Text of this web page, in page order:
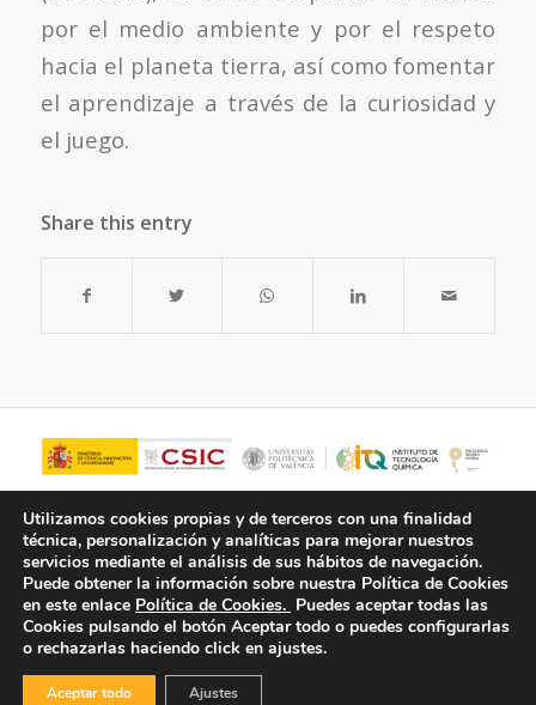
por el medio ambiente y por el respeto
hacia el planeta tierra, así como fomentar
el aprendizaje a través de la curiosidad y
el juego.
Share this entry
© Copyright - ITQ - Política de Privacidad
Utilizamos cookies propias y de terceros con una finalidad
técnica, personalización y analíticas para mejorar nuestros
servicios mediante el análisis de sus hábitos de navegación.
Puede obtener la información sobre nuestra Política de Cookies
en este enlace Política de Cookies. Puedes aceptar todas las
Cookies pulsando el botón Aceptar todo o puedes configurarlas
o rechazarlas haciendo click en ajustes.
Aceptar todo Ajustes